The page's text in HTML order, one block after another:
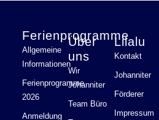
Ferienprogramme
Allgemeine
Informationen
Ferienprogramme
2026
Anmeldung
Über
uns
Wir
Johanniter
Team Büro
Lilalu
Kontakt
Johanniter
Förderer
Impressum